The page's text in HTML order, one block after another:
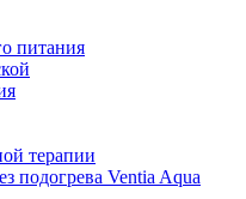
питания
терапии
подогрева Ventia Aqua